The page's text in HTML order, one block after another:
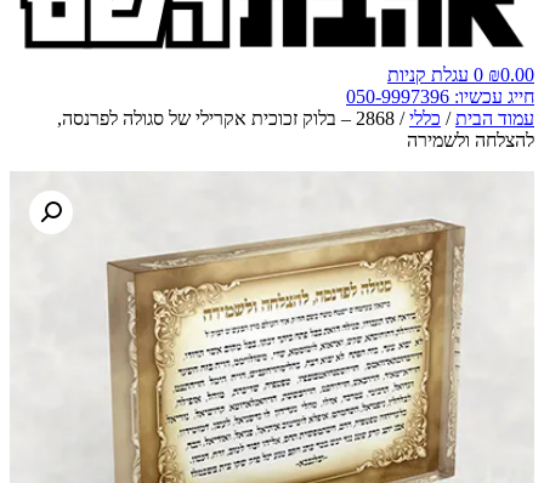
₪0.00
0 עגלת קניות
חייג עכשיו: 050-9997396
עמוד הבית/ כללי
/ 2868 – בלוק זכוכית אקרילי של סגולה לפרנסה,
להצלחה ולשמירה